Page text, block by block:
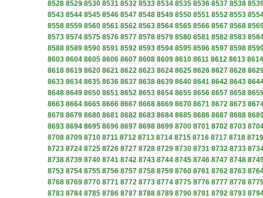
8528 8529 8530 8531 8532 8533 8534 8535 8536 8537 8538
8543 8544 8545 8546 8547 8548 8549 8550 8551 8552 8553
8558 8559 8560 8561 8562 8563 8564 8565 8566 8567 8568
8573 8574 8575 8576 8577 8578 8579 8580 8581 8582 8583
8588 8589 8590 8591 8592 8593 8594 8595 8596 8597 8598
8603 8604 8605 8606 8607 8608 8609 8610 8611 8612 8613 8614
8618 8619 8620 8621 8622 8623 8624 8625 8626 8627 8628
8633 8634 8635 8636 8637 8638 8639 8640 8641 8642 8643
8648 8649 8650 8651 8652 8653 8654 8655 8656 8657 8658
8663 8664 8665 8666 8667 8668 8669 8670 8671 8672 8673
8678 8679 8680 8681 8682 8683 8684 8685 8686 8687 8688
8693 8694 8695 8696 8697 8698 8699 8700 8701 8702 8703
8708 8709 8710 8711 8712 8713 8714 8715 8716 8717 8718 8719
8723 8724 8725 8726 8727 8728 8729 8730 8731 8732 8733
8738 8739 8740 8741 8742 8743 8744 8745 8746 8747 8748
8753 8754 8755 8756 8757 8758 8759 8760 8761 8762 8763
8768 8769 8770 8771 8772 8773 8774 8775 8776 8777 8778
8783 8784 8785 8786 8787 8788 8789 8790 8791 8792 8793